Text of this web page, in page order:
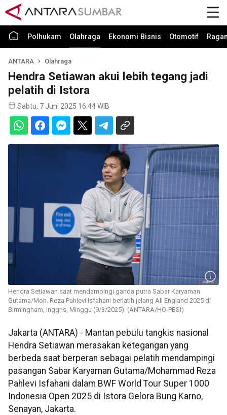
Polhukam Olahraga Ekonomi Bisnis Otomotif
ANTARA Olahraga
Hendra Setiawan akui lebih tegang jadi
pelatih di Istora
Sabtu, 7 Juni 2025 16:44 WIB
Hendra Setiawan saat mendampingi ganda putra Sabar Karyaman
Gutama/Moh. Reza Pahlevi Isfahani berlatih jelang All England 2025 di
Birmingham, Inggris, Minggu (9/3/2025). (ANTARA/HO-PBSI)
Jakarta (ANTARA) - Mantan pebulu tangkis nasional
Hendra Setiawan merasakan ketegangan yang
berbeda saat berperan sebagai pelatih mendampingi
pasangan Sabar Karyaman Gutama/Mohammad Reza
Pahlevi Isfahani dalam BWF World Tour Super 1000
Indonesia Open 2025 di Istora Gelora Bung Karno,
Senayan, Jakarta.